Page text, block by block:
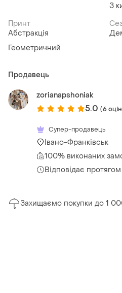
З
Принт
Абстракція
Геометричний
Продавець
zorianapshoniak
5.0 (6
Супер-продавець
Івано-Франківськ
100% виконаних
Відповідає
Захищаємо покупки до 1